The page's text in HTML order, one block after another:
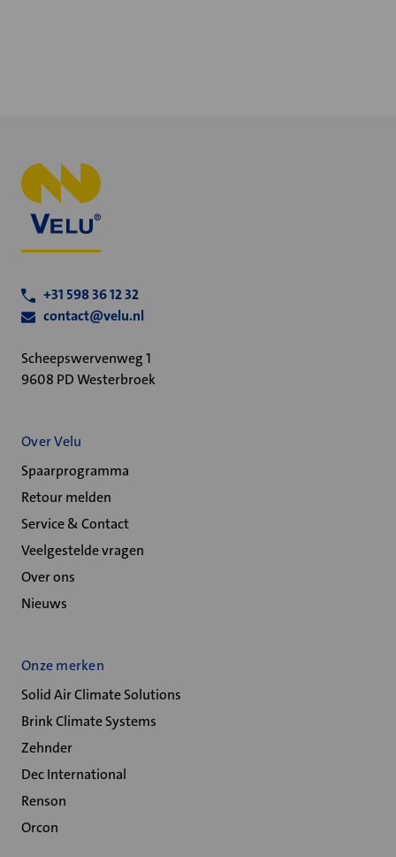
+31 598 36 12 32
contact@velu.nl
Scheepswervenweg 1
9608 PD Westerbroek
Over Velu
Spaarprogramma
Retour melden
Service & Contact
Veelgestelde vragen
Over ons
Nieuws
Onze merken
Solid Air Climate Solutions
Brink Climate Systems
Zehnder
Dec International
Renson
Orcon